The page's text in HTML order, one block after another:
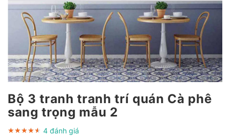
Bộ 3 tranh tranh trí quán Cà phê
sang trọng mẫu 2
★★★★★
★★★★★
★★★★★ 4 đánh giá